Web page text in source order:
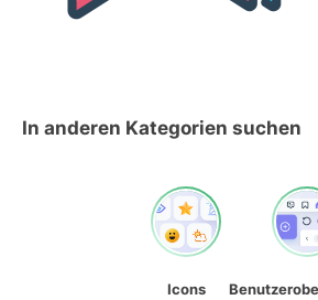
In anderen Kategorien suchen
Icons